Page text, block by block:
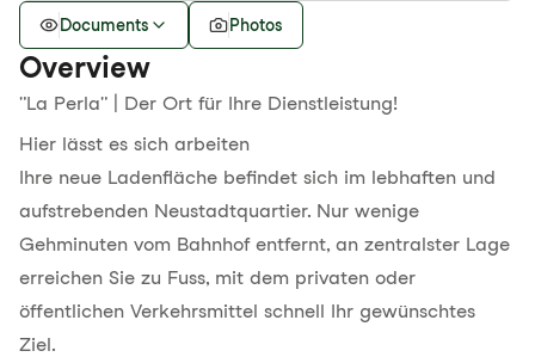
Documents Photos
Overview
"La Perla" | Der Ort für Ihre Dienstleistung!
Hier lässt es sich arbeiten
Ihre neue Ladenfläche befindet sich im lebhaften und
aufstrebenden Neustadtquartier. Nur wenige
Gehminuten vom Bahnhof entfernt, an zentralster Lage
erreichen Sie zu Fuss, mit dem privaten oder
öffentlichen Verkehrsmittel schnell Ihr gewünschtes
Ziel.